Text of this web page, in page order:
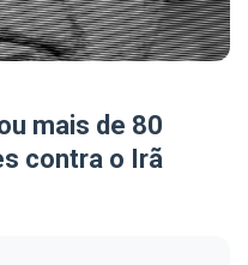
mais de 80
contra o Irã